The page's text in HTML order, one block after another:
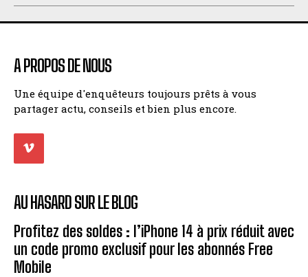
A PROPOS DE NOUS
Une équipe d'enquêteurs toujours prêts à vous
partager actu, conseils et bien plus encore.
AU HASARD SUR LE BLOG
Profitez des soldes : l’iPhone 14 à prix réduit avec
un code promo exclusif pour les abonnés Free
Mobile